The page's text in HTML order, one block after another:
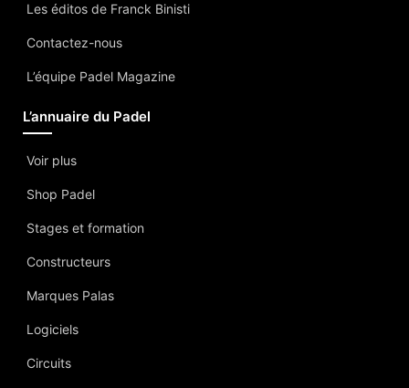
Les éditos de Franck Binisti
Contactez-nous
L’équipe Padel Magazine
L’annuaire du Padel
Voir plus
Shop Padel
Stages et formation
Constructeurs
Marques Palas
Logiciels
Circuits